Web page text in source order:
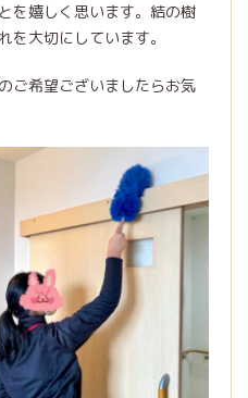
を嬉しく思います。結の樹
を大切にしています。
ご希望ございましたらお気